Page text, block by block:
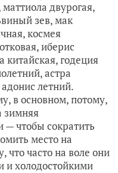
двурогая,
зев, мак
космея
иберис
китайская, годеция
астра
летний.
в основном, потому,
зимняя
— чтобы сократить
место на
что часто на воле они
и холодостойкими